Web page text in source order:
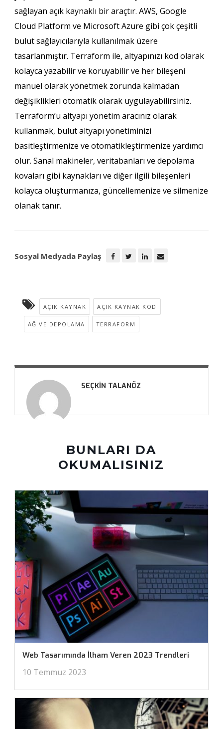
sağlayan açık kaynaklı bir araçtır. AWS, Google
Cloud Platform ve Microsoft Azure gibi çok çeşitli
bulut sağlayıcılarıyla kullanılmak üzere
tasarlanmıştır. Terraform ile, altyapınızı kod olarak
kolayca yazabilir ve koruyabilir ve her bileşeni
manuel olarak yönetmek zorunda kalmadan
değişiklikleri otomatik olarak uygulayabilirsiniz.
Terraform’u altyapı yönetim aracınız olarak
kullanmak, bulut altyapı yönetiminizi
basitleştirmenize ve otomatikleştirmenize yardımcı
olur. Sanal makineler, veritabanları ve depolama
kovaları gibi kaynakları ve diğer ilgili bileşenleri
kolayca oluşturmanıza, güncellemenize ve silmenize
olanak tanır.
Sosyal Medyada Paylaş
AÇIK KAYNAK AÇIK KAYNAK KOD
AĞ VE DEPOLAMA TERRAFORM
SEÇKIN TALANÖZ
BUNLARI DA
OKUMALISINIZ
Web Tasarımında İlham Veren 2023 Trendleri
10 Temmuz 2023